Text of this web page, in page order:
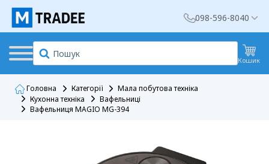
098-596-8040
Кошик
Головна Категорії
Мала побутова техніка
Кухонна техніка
Вафельниці
Вафельниця MAGIO MG-394